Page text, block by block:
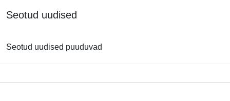
Seotud uudised
Seotud uudised puuduvad